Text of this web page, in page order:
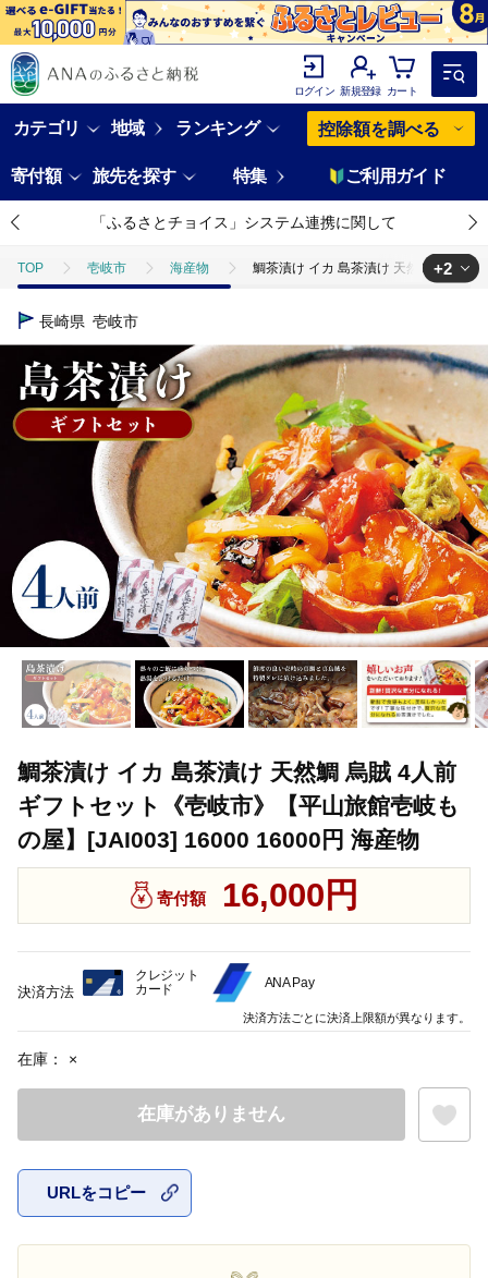
ログイン 新規登録 カート
カテゴリ 地域 ランキング 控除額を調べる
寄付額 旅先を探す 特集 ご利用ガイド
「ふるさとチョイス」システム連携に関して
TOP 壱岐市 海産物 鯛茶漬け イカ 島茶漬け 天然鯛 烏賊 4
TOP
缶詰・瓶詰 魚(缶詰・瓶詰) 鯛茶漬け
+2
長崎県 壱岐市
鯛茶漬け イカ 島茶漬け 天然鯛 烏賊 4人前
ギフトセット《壱岐市》【平山旅館壱岐も
の屋】[JAI003] 16000 16000円 海産物
寄付額 16,000円
在庫： ×
在庫がありません
URLをコピー
決済方法
クレジット
カード
ANA Pay
決済方法ごとに決済上限額が異なります。